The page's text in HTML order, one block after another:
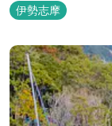
のは3艇のヨット。日本初
インテリアは見た
間。夏場でもエア
上に寝転んで夜空
伊勢志摩